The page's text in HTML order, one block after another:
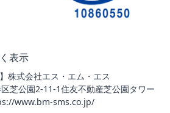
表示
株式会社エス・エム・エス
芝公園2-11-1住友不動産芝公園タワー
www.bm-sms.co.jp/